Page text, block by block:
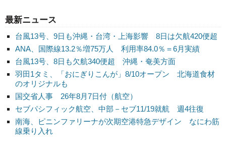
最新ニュース
台風13号、9日も沖縄・台湾・上海影響 8日は欠航420便超
ANA、国際線13.2％増75万人 利用率84.0％＝6月実績
台風13号、8日も欠航340便超 沖縄・奄美方面
羽田1タミ、「おにぎりこんが」8/10オープン 北海道食材
のオリジナルも
国交省人事 26年8月7日付（航空）
セブパシフィック航空、中部－セブ11/19就航 週4往復
南海、ピニンファリーナが次期空港特急デザイン なにわ筋
線乗り入れ